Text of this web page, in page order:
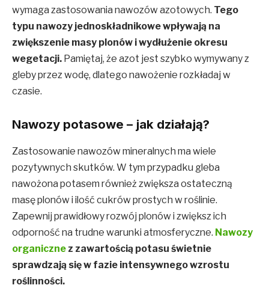
wymaga zastosowania nawozów azotowych. Tego
typu nawozy jednoskładnikowe wpływają na
zwiększenie masy plonów i wydłużenie okresu
wegetacji. Pamiętaj, że azot jest szybko wymywany z
gleby przez wodę, dlatego nawożenie rozkładaj w
czasie.
Nawozy potasowe – jak działają?
Zastosowanie nawozów mineralnych ma wiele
pozytywnych skutków. W tym przypadku gleba
nawożona potasem również zwiększa ostateczną
masę plonów i ilość cukrów prostych w roślinie.
Zapewnij prawidłowy rozwój plonów i zwiększ ich
odporność na trudne warunki atmosferyczne. Nawozy
organiczne z zawartością potasu świetnie
sprawdzają się w fazie intensywnego wzrostu
roślinności.